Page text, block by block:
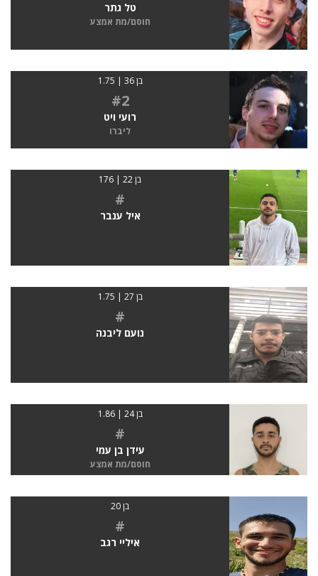
טל גתר
חוסם/מת אמצע
בן 36 | 1.75
#2
רועי ויט
ליברו
בן 22 | 176
#
איל ענבר
בן 27 | 1.75
#
נועם ליבנה
בן 24 | 1.86
#
עידן בן עמי
חוסם/מת אמצע
בן 20
#
איליי רגב